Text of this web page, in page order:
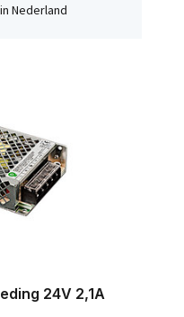
Nederland
24V 2,1A